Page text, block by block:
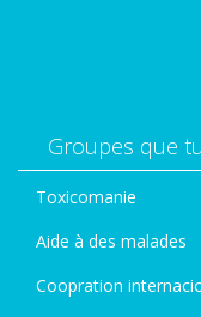
Groupes que
Toxicomanie
Aide à des malades
Coopration